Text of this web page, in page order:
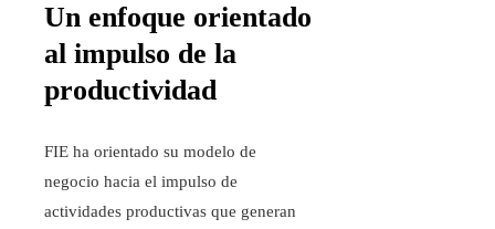
Un enfoque orientado
al impulso de la
productividad
FIE ha orientado su modelo de
negocio hacia el impulso de
actividades productivas que generan